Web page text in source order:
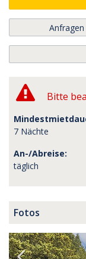
Anfragen
Bitte
7 Nächte
An-/Abreise:
täglich
Fotos